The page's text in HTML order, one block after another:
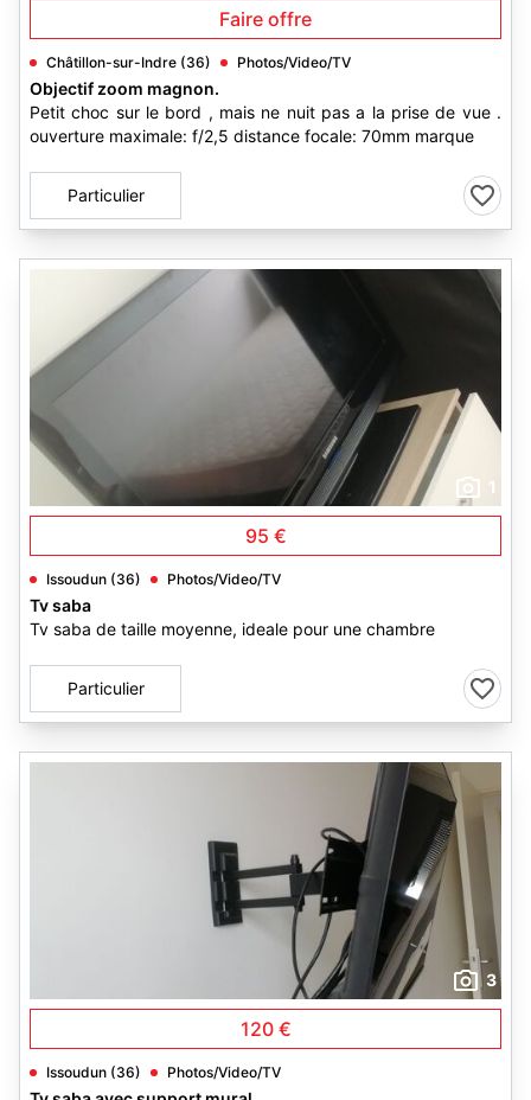
Faire offre
Châtillon-sur-Indre (36) Photos/Video/TV
Objectif zoom magnon.
Petit choc sur le bord , mais ne nuit pas a la prise de vue .
ouverture maximale: f/2,5 distance focale: 70mm marque
Particulier
1
95 €
Issoudun (36) Photos/Video/TV
Tv saba
Tv saba de taille moyenne, ideale pour une chambre
Particulier
3
120 €
Issoudun (36) Photos/Video/TV